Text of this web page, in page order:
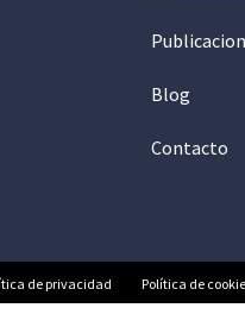
Blog
Contacto
de privacidad Política de